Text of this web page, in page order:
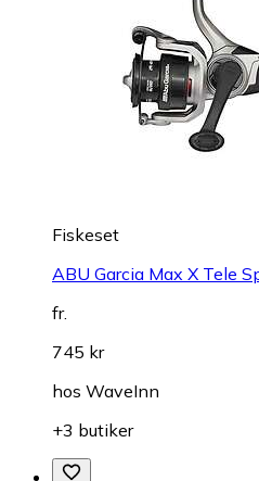
Fiskeset
ABU Garcia Max X Tele
fr.
745 kr
hos WaveInn
+3 butiker